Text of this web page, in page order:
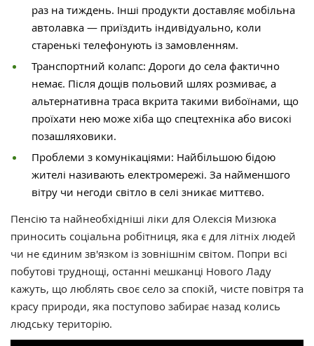
раз на тиждень. Інші продукти доставляє мобільна
автолавка — приїздить індивідуально, коли
старенькі телефонують із замовленням.
Транспортний колапс: Дороги до села фактично
немає. Після дощів польовий шлях розмиває, а
альтернативна траса вкрита такими вибоїнами, що
проїхати нею може хіба що спецтехніка або високі
позашляховики.
Проблеми з комунікаціями: Найбільшою бідою
жителі називають електромережі. За найменшого
вітру чи негоди світло в селі зникає миттєво.
Пенсію та найнеобхідніші ліки для Олексія Мизюка
приносить соціальна робітниця, яка є для літніх людей
чи не єдиним зв'язком із зовнішнім світом. Попри всі
побутові труднощі, останні мешканці Нового Ладу
кажуть, що люблять своє село за спокій, чисте повітря та
красу природи, яка поступово забирає назад колись
людську територію.